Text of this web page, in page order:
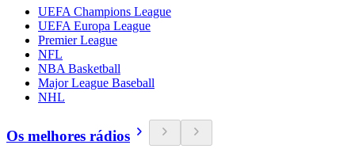
UEFA Champions League
UEFA Europa League
Premier League
NFL
NBA Basketball
Major League Baseball
NHL
Os melhores rádios